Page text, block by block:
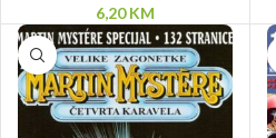
6,20KM